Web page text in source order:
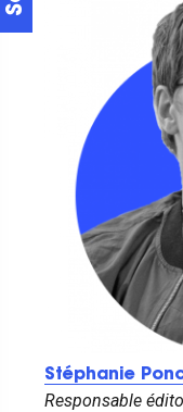
Stéphanie
Responsable